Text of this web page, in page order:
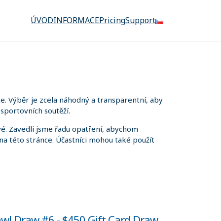
ÚVODINFORMACEPricingSupport
Výběr je zcela náhodný a transparentní, aby
soutěží.
Zavedli jsme řadu opatření, abychom
této stránce. Účastníci mohou také použít